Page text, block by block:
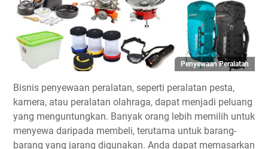
Penyewaan Peralatan
Bisnis penyewaan peralatan, seperti peralatan pesta,
kamera, atau peralatan olahraga, dapat menjadi peluang
yang menguntungkan. Banyak orang lebih memilih untuk
menyewa daripada membeli, terutama untuk barang-
barang yang jarang digunakan. Anda dapat memasarkan